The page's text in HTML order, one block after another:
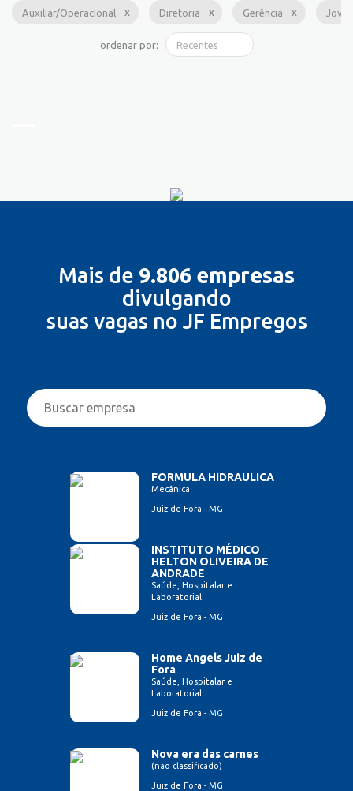
Auxiliar/Operacional Diretoria Gerência
ordenar por:
Mais de 9.806 empresas
divulgando
suas vagas no JF Empregos
FORMULA HIDRAULICA
Mecânica
Juiz de Fora - MG
INSTITUTO MÉDICO
HELTON OLIVEIRA DE
ANDRADE
Saúde, Hospitalar e
Laboratorial
Juiz de Fora - MG
Home Angels Juiz de
Fora
Saúde, Hospitalar e
Laboratorial
Juiz de Fora - MG
Nova era das carnes
(não classificado)
Juiz de Fora - MG